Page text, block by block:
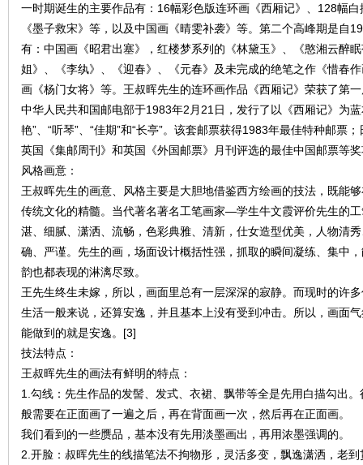
一时期诞生的主要作品有：16幅彩色版连环画《西厢记》、128幅
《墨子救宋》等，以及中国画《晴雯补袭》等。第二个高峰期是自
有：中国画《昭君出塞》，红楼梦系列的《林黛玉》、《憨湘云醉
姐》、《李纨》、《迎春》、《元春》及未完成的绝笔之作《惜春
画《杨门女将》等。王叔晖先生的连环画作品《西厢记》荣获了第
中华人民共和国邮电部于1983年2月21日，发行了以《西厢记》为
艳”、“听琴”、“佳期”和“长亭”。该套邮票获得1983年最佳特种邮票
英国《集邮周刊》和英国《外国邮票》月刊评选的最佳中国邮票等
风格画意：
王叔晖先生的画意、风格主要是大胆地借鉴西方绘画的技法，既能
传统文化的精髓。当代著名著名工笔画家—学生牛文霞评价先生的
湛、细腻、潇洒、流畅，色彩典雅、清新，仕女造型优美，人物清
确、严谨。先生的画，场面设计概括性强，抓取的瞬间凝练、集中
韵也都表现的淋漓尽致。
王先生终生未嫁，所以，画面里总有一层深深的寂静。而现时的许
生活一般来说，还算安逸，并且基本上没有受到冲击。所以，画面
能做到的就是安逸。[3]
技法特点：
王叔晖先生的画法有鲜明的特点：
1.勾线：先生作品的发髻、发式、衣裙、飘带等全是先用白描勾出
般需要在正面画了一遍之后，再在背面画一次，然后再在正面画。
我们看到的一些赝品，基本没有先用淡墨画出，再用浓墨强调的。
2.开脸：叔晖先生的线描笔法不拘物形，灵活多变，飘逸潇洒，老